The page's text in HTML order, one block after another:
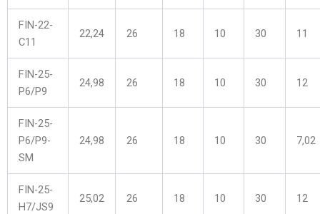
FIN-22-
C11
22,24 26 18 10 30 11
FIN-25-
P6/P9
24,98 26 18 10 30 12
FIN-25-
P6/P9-
SM
24,98 26 18 10 30 7,02
FIN-25-
H7/JS9
25,02 26 18 10 30 12